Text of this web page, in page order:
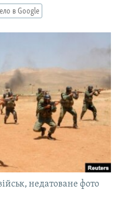
в Google
недатоване фото